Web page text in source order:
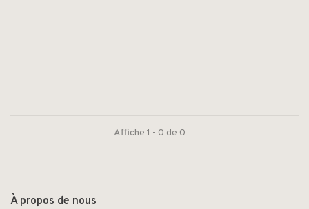
Affiche 1 - 0 de 0
À propos de nous